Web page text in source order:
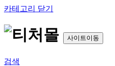
카테고리 닫기
사이트이동
검색